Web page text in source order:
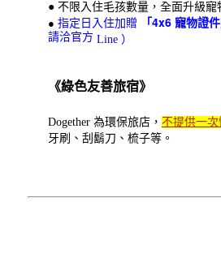
● 不限入住毛孩數量，全面升級寵
● 指定日入住加贈 「4x6 寵物證件
請洽官方 Line ）
《綠色友善旅宿》
Dogether 為環保旅店， 不提供一
牙刷、刮鬍刀、梳子等。